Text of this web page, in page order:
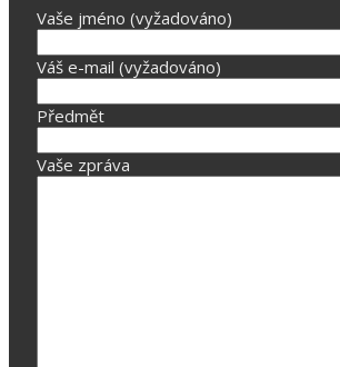
Vaše jméno (vyžadováno)
Váš e-mail (vyžadováno)
Předmět
Vaše zpráva